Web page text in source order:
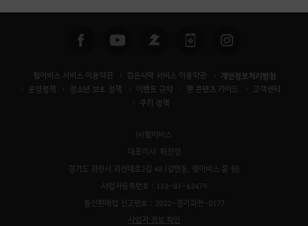
펄어비스 서비스 이용약관 검은사막 서비스 이용약관 개인정보처리방침
운영정책 청소년 보호 정책 이벤트 규약 팬 콘텐츠 가이드
고객센터
쿠키 정책
㈜펄어비스
대표이사: 허진영
경기도 과천시 과천대로2길 48 (갈현동, 펄어비스 홈 원)
사업자등록번호 : 138-81-62479
통신판매업 신고번호 : 2022-경기과천-0177
사업자 정보 확인